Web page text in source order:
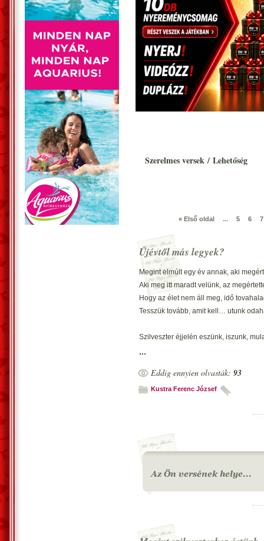
Szerelmes versek / Lehetőség
« Első oldal ... 5 6 7
Újévtől más legyek?
Megint elmúlt egy év annak, aki
Aki meg itt maradt velünk, az
Hogy az élet nem áll meg, idő
Tesszük tovább, amit kell… utunk
Szilveszter éjjelén eszünk, iszunk,
Újév vár ránk, bár lehet…
Sokan megfogadják, de nem tartják,
Leszünk, másokra odafigyelünk, s
A családra, a szeretteinkre, együtt élni
Nekik velünk, mert bizony velünk sem
Van rigolyánk, hobbink, másnak az
A szeretet lángja most, nagyon
...
Eddig ennyien olvasták: 93
Kustra Ferenc József